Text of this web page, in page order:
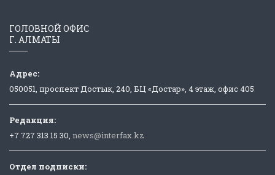
ГОЛОВНОЙ ОФИС
Г. АЛМАТЫ
Адрес:
050051, проспект Достык, 240, БЦ «Достар», 4 этаж, офис 405
Редакция:
+7 727 313 15 30, news@interfax.kz
Отдел подписки: